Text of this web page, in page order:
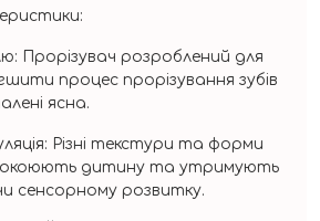
Прорізувач розроблений для
процес прорізування зубів
ясна.
Різні текстури та форми
дитину та утримують
сенсорному розвитку.